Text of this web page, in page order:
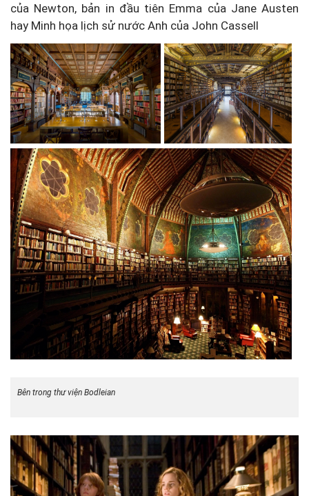
của Newton, bản in đầu tiên Emma của Jane Austen
hay Minh họa lịch sử nước Anh của John Cassell
Bên trong thư viện Bodleian